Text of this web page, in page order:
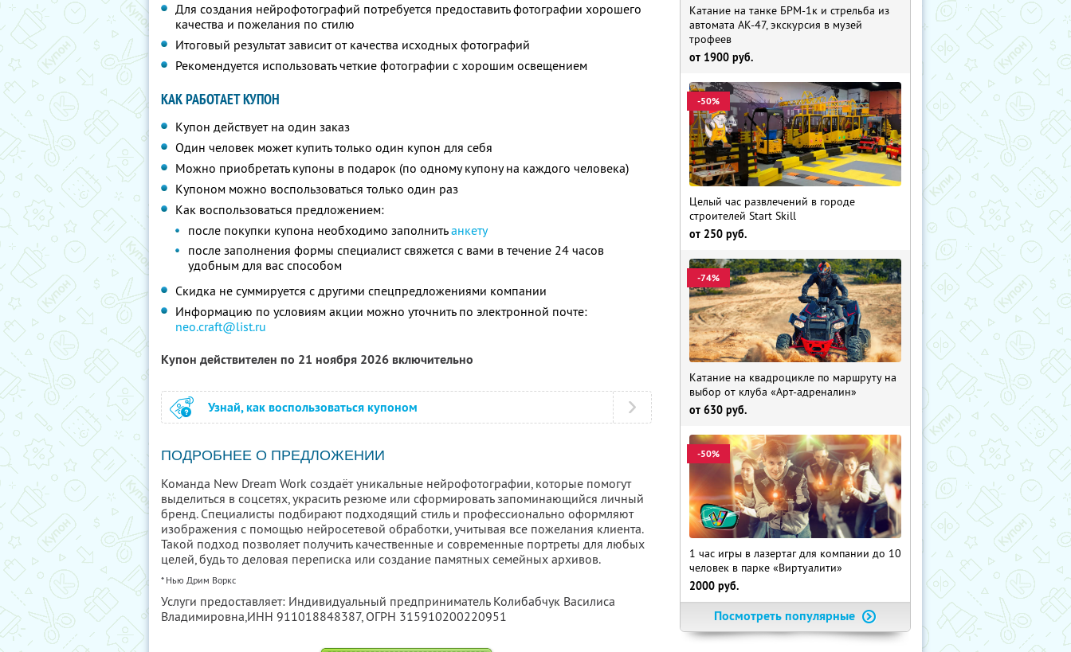
Для создания нейрофотографий потребуется предоставить фотографии хорошего
качества и пожелания по стилю
Итоговый результат зависит от качества исходных фотографий
Рекомендуется использовать четкие фотографии с хорошим освещением
КАК РАБОТАЕТ КУПОН
Купон действует на один заказ
Один человек может купить только один купон для себя
Можно приобретать купоны в подарок (по одному купону на каждого человека)
Купоном можно воспользоваться только один раз
Как воспользоваться предложением:
после покупки купона необходимо заполнитьанкету
после заполнения формы специалист свяжется с вами в течение 24 часов
удобным для вас способом
Скидка не суммируется с другими спецпредложениями компании
Информацию по условиям акции можно уточнить по электронной почте:
neo.craft@list.ru
Купон действителен по 21 ноября 2026 включительно
Узнай, как воспользоваться купоном
ПОДРОБНЕЕ О ПРЕДЛОЖЕНИИ
Команда New Dream Work создаёт уникальные нейрофотографии, которые помогут
выделиться в соцсетях, украсить резюме или сформировать запоминающийся личный
бренд. Специалисты подбирают подходящий стиль и профессионально оформляют
изображения с помощью нейросетевой обработки, учитывая все пожелания клиента.
Такой подход позволяет получить качественные и современные портреты для любых
целей, будь то деловая переписка или создание памятных семейных архивов.
* Нью Дрим Воркс
Услуги предоставляет: Индивидуальный предприниматель Колибабчук Василиса
Владимировна,ИНН 911018848387, ОГРН 315910200220951
Катание на танке БРМ-1к и стрельба из
автомата АК-47, экскурсия в музей
трофеев
от 1900 руб.
-50%
Целый час развлечений в городе
строителей Start Skill
от 250 руб.
-74%
Катание на квадроцикле по маршруту на
выбор от клуба «Арт-адреналин»
от 630 руб.
-50%
1 час игры в лазертаг для компании до 10
человек в парке «Виртуалити»
2000 руб.
Посмотреть популярные